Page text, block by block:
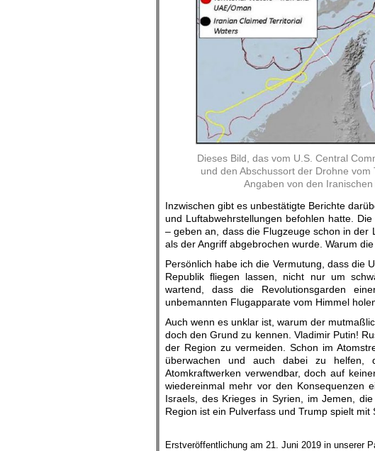
Dieses Bild, das vom U.S. Central
und den Abschussort der Drohne
Angaben von den
Inzwischen gibt es unbestätigte Berichte
und Luftabwehrstellungen befohlen hatte.
– geben an, dass die Flugzeuge schon in der
als der Angriff abgebrochen wurde. Warum
Persönlich habe ich die Vermutung, dass die
Republik fliegen lassen, nicht nur um
wartend, dass die Revolutionsgarden
unbemannten Flugapparate vom Himmel
Auch wenn es unklar ist, warum der
doch den Grund zu kennen. Vladimir Putin!
der Region zu vermeiden. Schon im
überwachen und auch dabei zu helfen,
Atomkraftwerken verwendbar, doch auf
wiedereinmal mehr vor den Konsequenzen
Israels, des Krieges in Syrien, im Jemen,
Region ist ein Pulverfass und Trump spielt mit
Erstveröffentlichung am 21. Juni 2019 in unserer